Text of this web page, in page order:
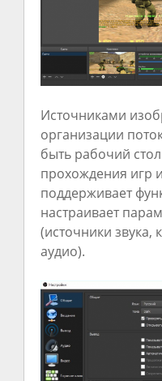
Источниками
организации
быть рабочий
прохождения игр
поддерживает
настраивает
(источники звука,
аудио).